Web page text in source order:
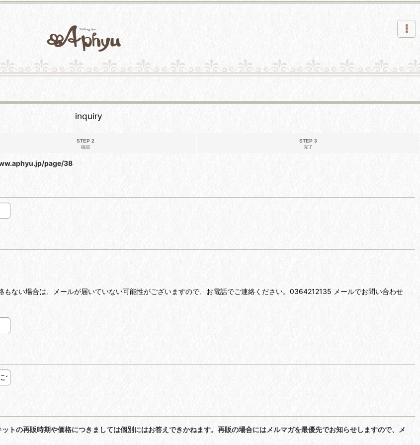
inquiry
STEP 2
確認
STEP 3
完了
page/38
ない場合は、メールが届いていない可能性がございますので、お電話でご連絡ください。0364212135 メールでお問い合わせ
トの再販時期や価格につきましては個別にはお答えできかねます。再販の場合にはメルマガを最優先でお知らせしますので、メ